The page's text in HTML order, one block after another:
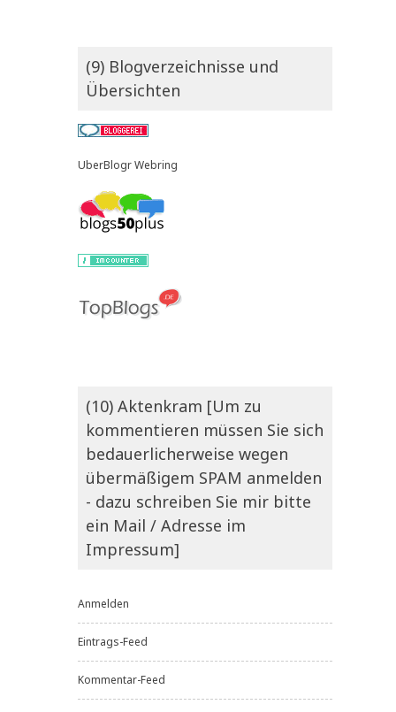
(9) Blogverzeichnisse und
Übersichten
UberBlogr Webring
(10) Aktenkram [Um zu
kommentieren müssen Sie sich
bedauerlicherweise wegen
übermäßigem SPAM anmelden
- dazu schreiben Sie mir bitte
ein Mail / Adresse im
Impressum]
Anmelden
Eintrags-Feed
Kommentar-Feed